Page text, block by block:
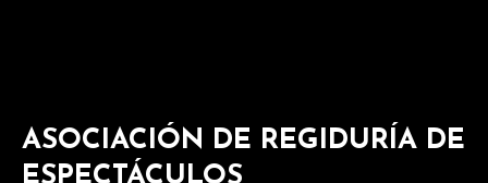
ASOCIACIÓN DE REGIDURÍA DE